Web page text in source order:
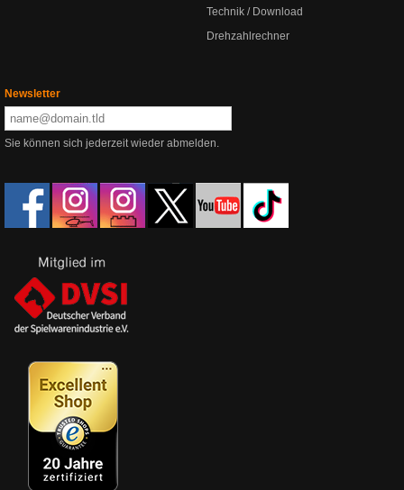
Technik / Download
Drehzahlrechner
Newsletter
Sie können sich jederzeit wieder abmelden.